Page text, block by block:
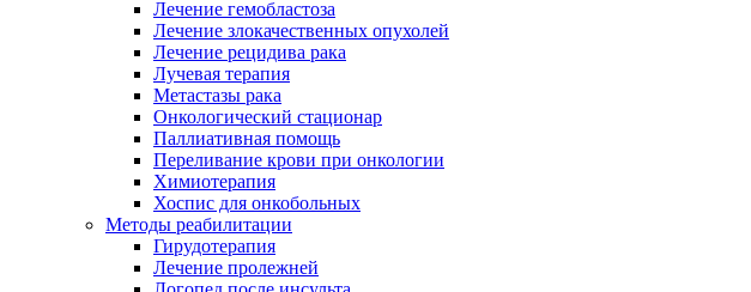
Лечение гемобластоза
Лечение злокачественных опухолей
Лечение рецидива рака
Лучевая терапия
Метастазы рака
Онкологический стационар
Паллиативная помощь
Переливание крови при онкологии
Химиотерапия
Хоспис для онкобольных
Методы реабилитации
Гирудотерапия
Лечение пролежней